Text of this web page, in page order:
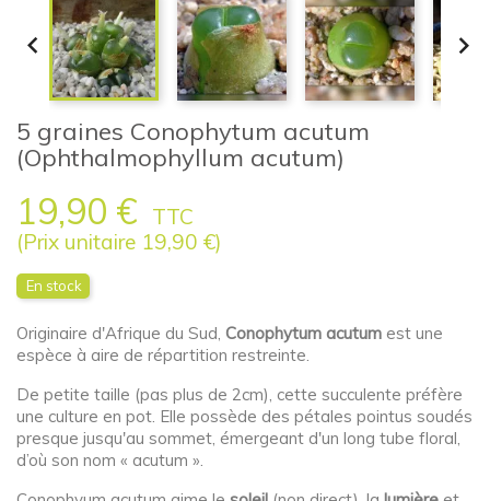
 
5 graines Conophytum acutum
(Ophthalmophyllum acutum)
19,90 €
TTC
(Prix unitaire 19,90 €)
En stock
Originaire d'Afrique du Sud, Conophytum acutum est une
espèce à aire de répartition restreinte.
De petite taille (pas plus de 2cm), cette succulente préfère
une culture en pot. Elle possède des pétales pointus soudés
presque jusqu'au sommet, émergeant d'un long tube floral,
d’où son nom « acutum ».